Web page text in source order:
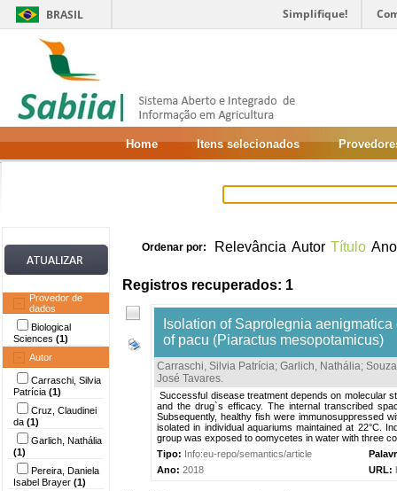
BRASIL Simplifique!
Home Itens selecionados
Provedor de
dados
Biological
Sciences (1)
Autor
Carraschi, Silvia
Patrícia (1)
Cruz, Claudinei
da (1)
Garlich, Nathália
(1)
Pereira, Daniela
Isabel Brayer (1)
Ordenar por: Relevância Autor Título Ano
Registros recuperados: 1
Isolation of Saprolegnia
of pacu (Piaractus mesopotamicus)
Carraschi, Silvia Patrícia; Garlich, Nathália;
José Tavares.
Successful disease treatment depends on molecular
and the drug`s efficacy. The internal transcribed
Subsequently, healthy fish were immunosuppressed
isolated in individual aquariums maintained at 22°C.
group was exposed to oomycetes in water with three
Tipo: Info:eu-repo/semantics/article
Ano: 2018 URL: